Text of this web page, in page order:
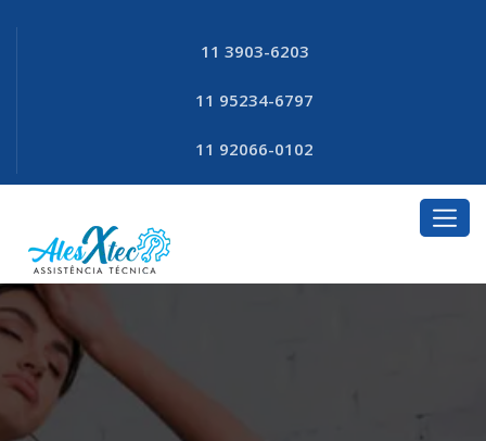
11 3903-6203
11 95234-6797
11 92066-0102